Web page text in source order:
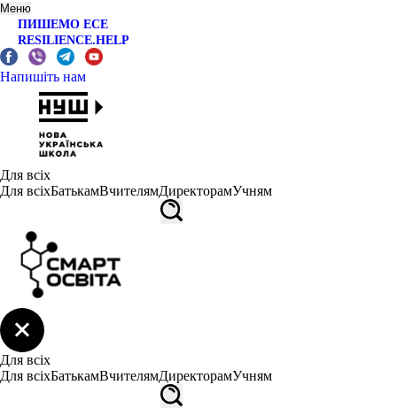
Меню
ПИШЕМО ЕСЕ
RESILIENCE.HELP
Напишіть нам
Для всіх
Для всіхБатькамВчителямДиректорамУчням
Для всіх
Для всіхБатькамВчителямДиректорамУчням